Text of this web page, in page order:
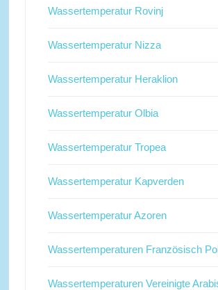
Wassertemperatur Rovinj
Wassertemperatur Nizza
Wassertemperatur Heraklion
Wassertemperatur Olbia
Wassertemperatur Tropea
Wassertemperatur Kapverden
Wassertemperatur Azoren
Wassertemperaturen Französisch
Wassertemperaturen Vereinigte